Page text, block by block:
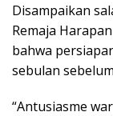
Disampaikan
Remaja
bahwa
sebulan
“Antusiasme